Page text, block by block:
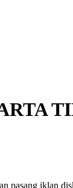
pasang iklan